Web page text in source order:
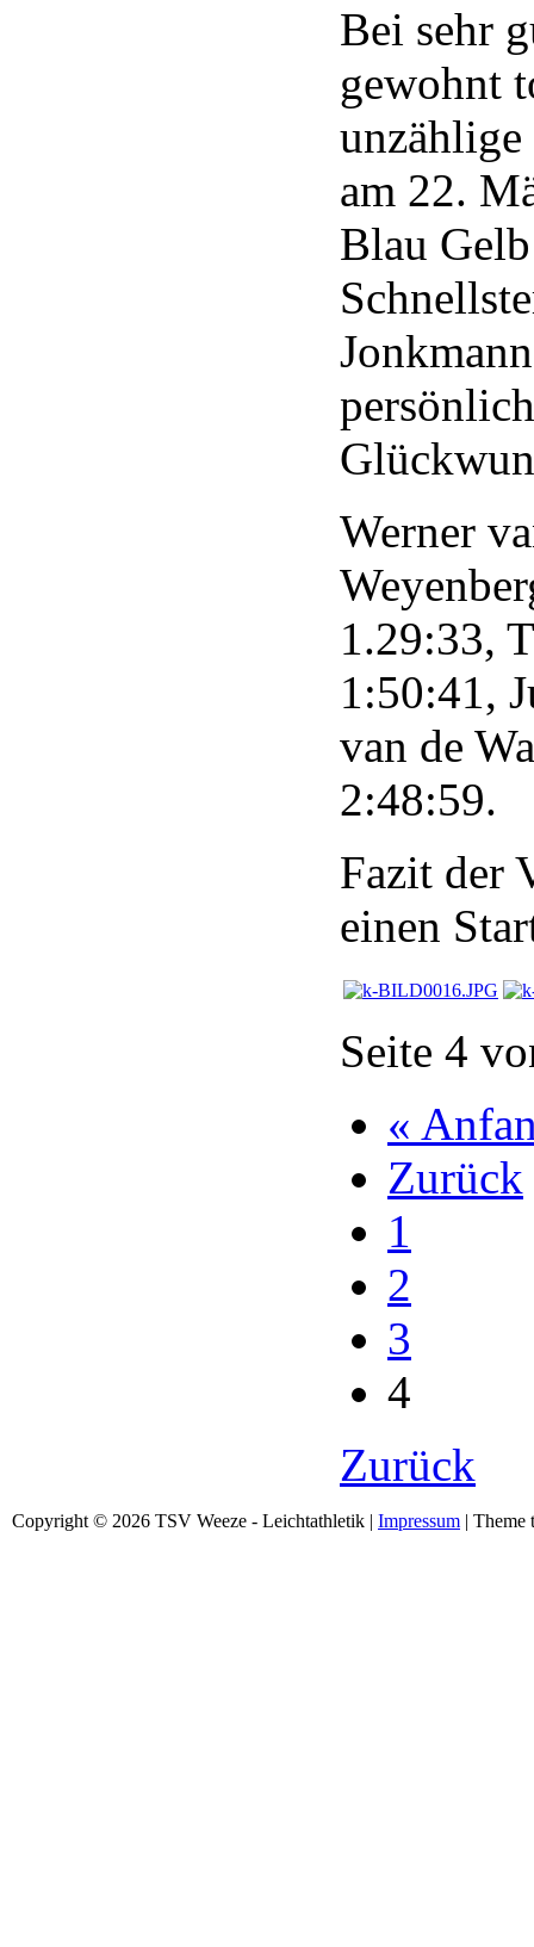
Bei sehr
gewohnt
am 22.
Blau
Werner
1.29:33,
1:50:41,
van de
2:48:59.
Fazit der
einen
Seite 4
«
Zurück
1
2
3
4
Zurück
Copyright © 2026 TSV Weeze - Leichtathletik | Impressum | Theme